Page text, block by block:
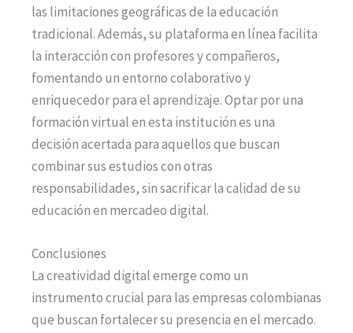
las limitaciones geográficas de la educación
tradicional. Además, su plataforma en línea facilita
la interacción con profesores y compañeros,
fomentando un entorno colaborativo y
enriquecedor para el aprendizaje. Optar por una
formación virtual en esta institución es una
decisión acertada para aquellos que buscan
combinar sus estudios con otras
responsabilidades, sin sacrificar la calidad de su
educación en mercadeo digital.
Conclusiones
La creatividad digital emerge como un
instrumento crucial para las empresas colombianas
que buscan fortalecer su presencia en el mercado.